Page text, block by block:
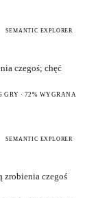
SEMANTIC EXPLORER
czegoś; chęć
GRY · 72% WYGRANA
SEMANTIC EXPLORER
zrobienia czegoś